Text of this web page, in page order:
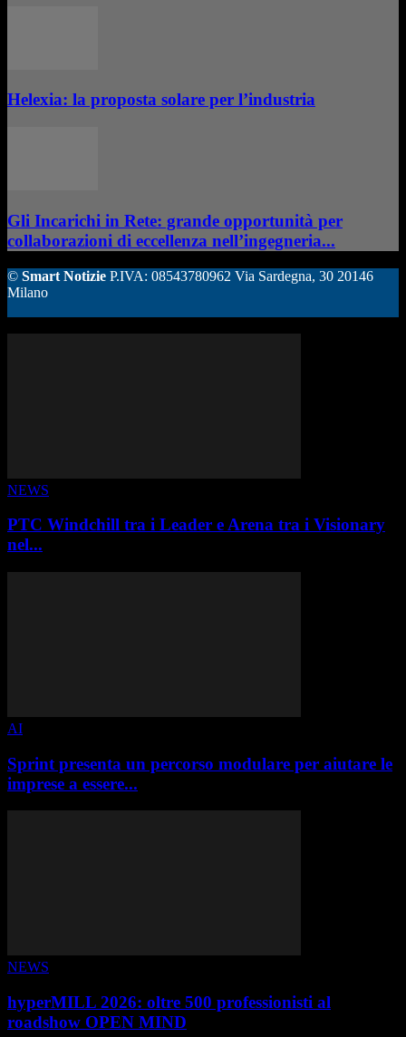
Helexia: la proposta solare per l’industria
Gli Incarichi in Rete: grande opportunità per
collaborazioni di eccellenza nell’ingegneria...
© Smart Notizie P.IVA: 08543780962 Via Sardegna, 30 20146
Milano
NEWS
PTC Windchill tra i Leader e Arena tra i Visionary
nel...
AI
Sprint presenta un percorso modulare per aiutare le
imprese a essere...
NEWS
hyperMILL 2026: oltre 500 professionisti al
roadshow OPEN MIND